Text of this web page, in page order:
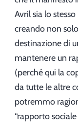
Avril sia lo
creando non
destinazione di
mantenere un
(perché qui la
da tutte le altre
potremmo
“rapporto